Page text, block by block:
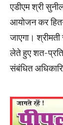
एडीएम श्री
आयोजन कर
जाएगा।
लेते हुए शत-
संबंधित